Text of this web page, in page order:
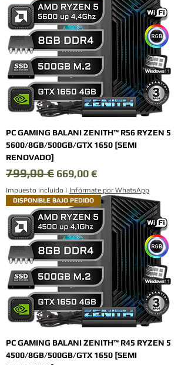
PC GAMING BALANI ZENITH™ R56 RYZEN 5
5600/8GB/500GB/GTX 1650 [SEMI
RENOVADO]
Precio
799,00 € Precio de oferta
669,00 €
Impuesto incluido | Infórmate por WhatsApp
DISPONIBLE BAJO PEDIDO
PC GAMING BALANI ZENITH™ R45 RYZEN 5
4500/8GB/500GB/GTX 1650 [SEMI